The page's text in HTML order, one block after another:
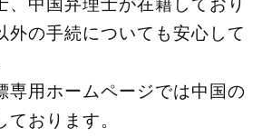
外の手続についても安心して
専用ホームページでは中国の
おります。